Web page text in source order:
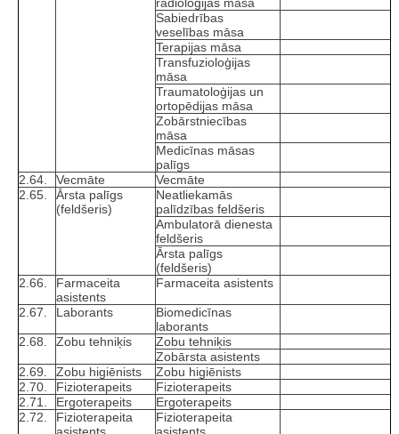
Sabiedrības
veselības māsa
Terapijas māsa
Transfuzioloģijas
māsa
Traumatoloģijas un
ortopēdijas māsa
Zobārstniecības
māsa
Medicīnas māsas
palīgs
2.64.
Vecmāte
Vecmāte
2.65.
Ārsta palīgs
(feldšeris)
Neatliekamās
palīdzības feldšeris
Ambulatorā dienesta
feldšeris
Ārsta palīgs
(feldšeris)
2.66.
Farmaceita
asistents
Farmaceita asistents
2.67. Laborants
Biomedicīnas
laborants
2.68.
Zobu tehniķis
Zobu tehniķis
Zobārsta asistents
2.69.
Zobu higiēnists
Zobu higiēnists
2.70.
Fizioterapeits
Fizioterapeits
2.71.
Ergoterapeits
Ergoterapeits
2.72.
Fizioterapeita
asistents
Fizioterapeita
asistents